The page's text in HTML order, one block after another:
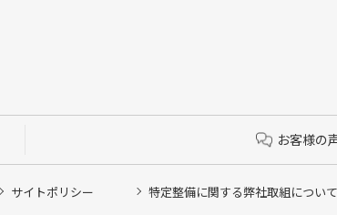
お客様の
サイトポリシー 特定整備に関する弊社取組について